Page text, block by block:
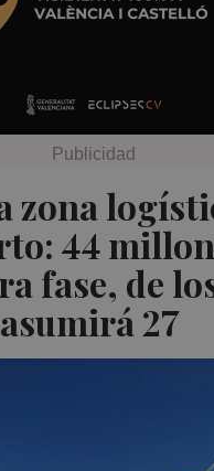
zona
44
fase, de
27